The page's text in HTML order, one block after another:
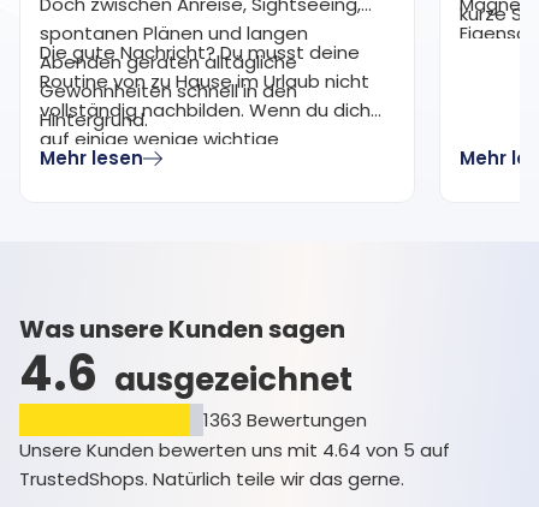
spontanen Plänen und langen
Abenden geraten alltägliche
Gewohnheiten schnell in den
Hintergrund.
Die gute Nachricht? Du musst deine
Routine von zu Hause im Urlaub nicht
vollständig nachbilden. Wenn du dich
auf einige wenige wichtige
Gewohnheiten konzentrierst, kannst du
Mehr lesen
kurze
von
Mehr
Was unsere Kunden sagen
4.6 ausgezeichnet
1363 Bewertungen
Unsere Kunden bewerten uns mit 4.64 von 5 auf
TrustedShops. Natürlich teile wir das gerne.